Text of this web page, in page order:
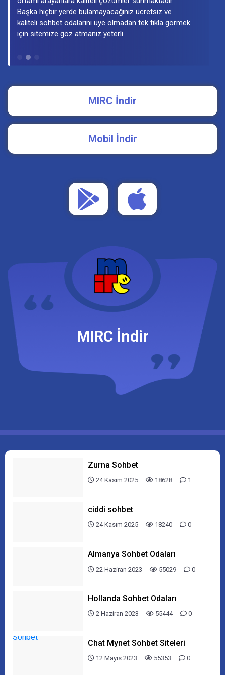
MIRC İndir
Mobil İndir
Canlı Radyo
Zurna Sohbet
24 Kasım 2025 18628 1
ciddi sohbet
24 Kasım 2025 18240 0
Almanya Sohbet Odaları
22 Haziran 2023 55029 0
Hollanda Sohbet Odaları
2 Haziran 2023 55444 0
Chat Mynet Sohbet Siteleri
12 Mayıs 2023 55353 0